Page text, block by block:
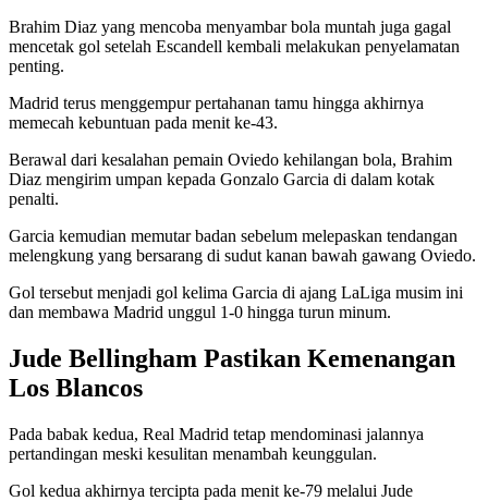
Brahim Diaz yang mencoba menyambar bola muntah juga gagal
mencetak gol setelah Escandell kembali melakukan penyelamatan
penting.
Madrid terus menggempur pertahanan tamu hingga akhirnya
memecah kebuntuan pada menit ke-43.
Berawal dari kesalahan pemain Oviedo kehilangan bola, Brahim
Diaz mengirim umpan kepada Gonzalo Garcia di dalam kotak
penalti.
Garcia kemudian memutar badan sebelum melepaskan tendangan
melengkung yang bersarang di sudut kanan bawah gawang Oviedo.
Gol tersebut menjadi gol kelima Garcia di ajang LaLiga musim ini
dan membawa Madrid unggul 1-0 hingga turun minum.
Jude Bellingham Pastikan Kemenangan
Los Blancos
Pada babak kedua, Real Madrid tetap mendominasi jalannya
pertandingan meski kesulitan menambah keunggulan.
Gol kedua akhirnya tercipta pada menit ke-79 melalui Jude